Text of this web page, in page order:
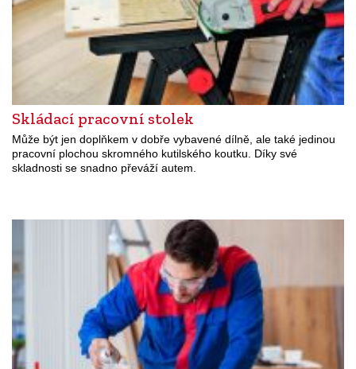
Skládací pracovní stolek
Může být jen doplňkem v dobře vybavené dílně, ale také jedinou
pracovní plochou skromného kutilského koutku. Díky své
skladnosti se snadno převáží autem.